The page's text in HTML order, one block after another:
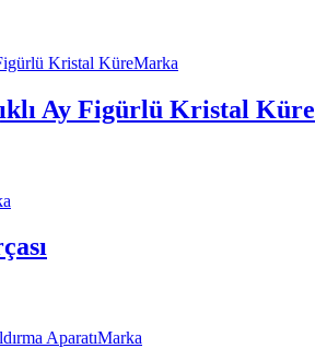
Marka
Ay Figürlü Kristal Küre
Marka